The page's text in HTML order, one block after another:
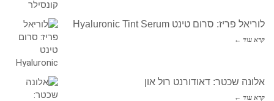
לוריאל פריז: סרום טינט Hyaluronic Tint Serum
קרא עוד ←
אלונה שכטר: דאודורנט רול און
קרא עוד ←